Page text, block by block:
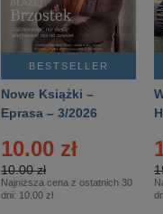
BESTSELLER
Nowe Książki –
Eprasa – 3/2026
10.00 zł
10.00 zł
Najniższa cena z ostatnich 30
dni: 10.00 zł